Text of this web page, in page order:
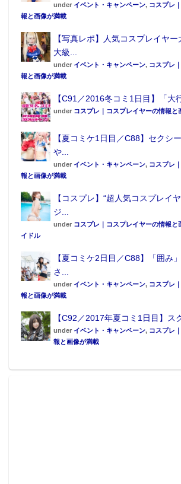
under イベント・キャンペーン, コスプレ
報と画像が満載
【写真レポ】人気コスプレイヤ
大級...
under イベント・キャンペーン, コスプレ
報と画像が満載
【C91／2016冬コミ1日目】「大
under コスプレ｜コスプレイヤーの情報と
【夏コミケ1日目／C88】セクシ
や...
under イベント・キャンペーン, コスプレ
報と画像が満載
【コスプレ】“超人気コスプレイ
ジ...
under コスプレ｜コスプレイヤーの情報と
イドル
【夏コミケ2日目／C88】「囲み
さ...
under イベント・キャンペーン, コスプレ
報と画像が満載
【C92／2017年夏コミ1日目】ス
under イベント・キャンペーン, コスプレ
報と画像が満載